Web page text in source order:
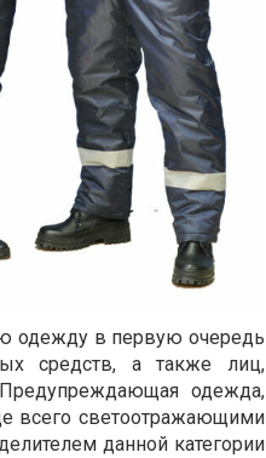
одежду в первую очередь
средств, а также лиц,
одежда,
всего светоотражающими
данной категории